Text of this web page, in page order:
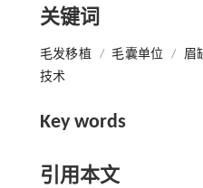
关键词
毛发移植 / 毛囊单位 / 眉
技术
Key words
引用本文